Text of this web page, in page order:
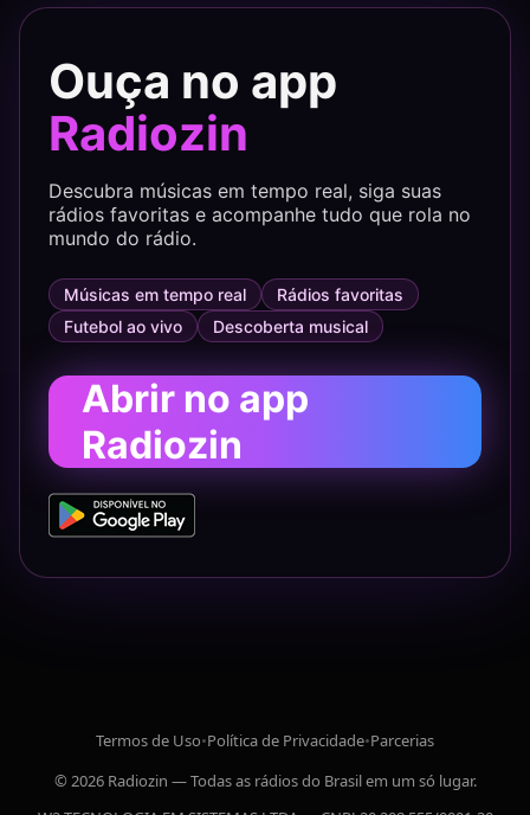
Ouça no app
Radiozin
Descubra músicas em tempo real, siga suas
rádios favoritas e acompanhe tudo que rola no
mundo do rádio.
Músicas em tempo real
Rádios favoritas
Futebol ao vivo
Descoberta musical
Abrir no app
Radiozin
Termos de Uso•Política de Privacidade•Parcerias
© 2026 Radiozin — Todas as rádios do Brasil em um só lugar.